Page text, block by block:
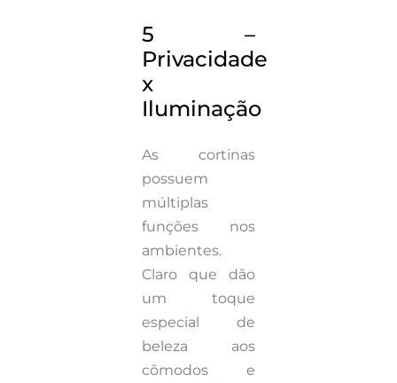
5 –
Privacidade
x
Iluminação
As cortinas
possuem
múltiplas
funções nos
ambientes.
Claro que dão
um toque
especial de
beleza aos
cômodos e